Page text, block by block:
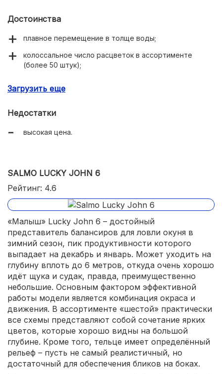
Достоинства
плавное перемещение в толще воды;
колоссальное число расцветок в ассортименте
(более 50 штук);
Загрузить еще
Недостатки
высокая цена.
SALMO LUCKY JOHN 6
Рейтинг: 4.6
«Малыш» Lucky John 6 – достойный
представитель балансиров для ловли окуня в
зимний сезон, пик продуктивности которого
выпадает на декабрь и январь. Может уходить на
глубину вплоть до 6 метров, откуда очень хорошо
идёт щука и судак, правда, преимущественно
небольшие. Основным фактором эффективной
работы модели является комбинация окраса и
движения. В ассортименте «шестой» практически
все схемы представляют собой сочетание ярких
цветов, которые хорошо видны на большой
глубине. Кроме того, тельце имеет определённый
рельеф – пусть не самый реалистичный, но
достаточный для обеспечения бликов на боках.